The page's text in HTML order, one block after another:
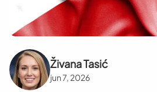
Živana Tasić
jun 7, 2026